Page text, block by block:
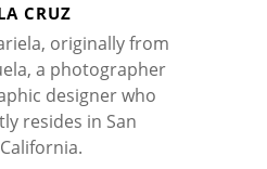
CRUZ
originally from
a photographer
designer who
resides in San